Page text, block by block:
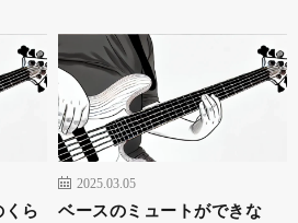
ら
2025.03.05
ベースのミュートができな